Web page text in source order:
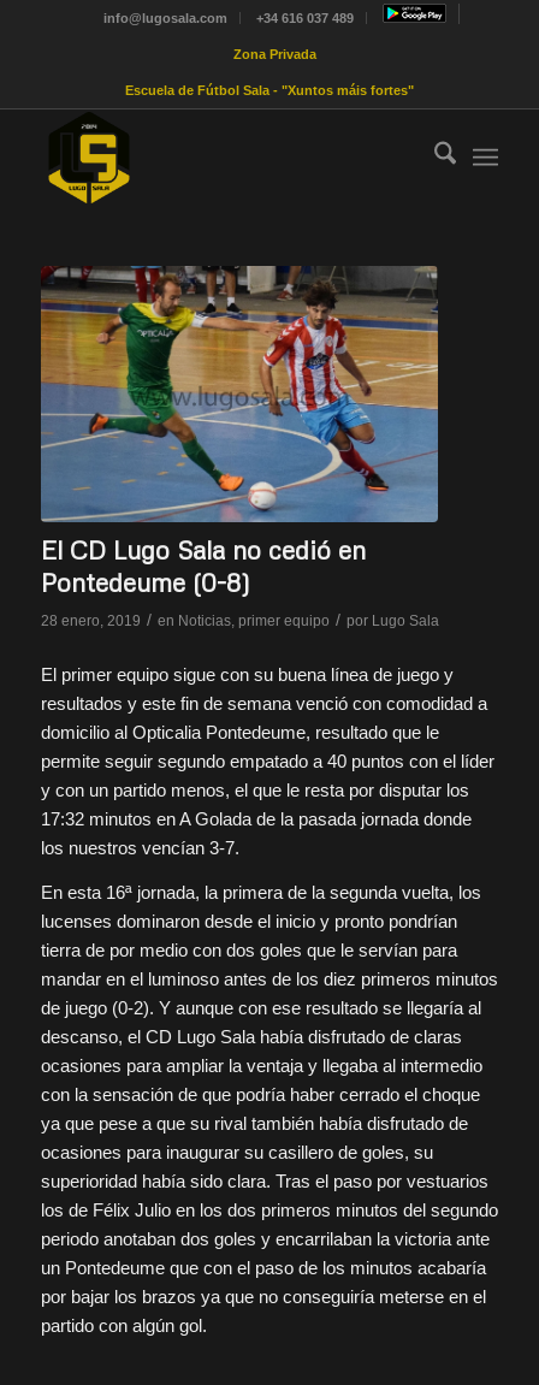
info@lugosala.com +34 616 037 489
Zona Privada
Escuela de Fútbol Sala - "Xuntos máis fortes"
El CD Lugo Sala no cedió en
Pontedeume (0-8)
28 enero, 2019 / en Noticias, primer equipo / por Lugo Sala
El primer equipo sigue con su buena línea de juego y
resultados y este fin de semana venció con comodidad a
domicilio al Opticalia Pontedeume, resultado que le
permite seguir segundo empatado a 40 puntos con el líder
y con un partido menos, el que le resta por disputar los
17:32 minutos en A Golada de la pasada jornada donde
los nuestros vencían 3-7.
En esta 16ª jornada, la primera de la segunda vuelta, los
lucenses dominaron desde el inicio y pronto pondrían
tierra de por medio con dos goles que le servían para
mandar en el luminoso antes de los diez primeros minutos
de juego (0-2). Y aunque con ese resultado se llegaría al
descanso, el CD Lugo Sala había disfrutado de claras
ocasiones para ampliar la ventaja y llegaba al intermedio
con la sensación de que podría haber cerrado el choque
ya que pese a que su rival también había disfrutado de
ocasiones para inaugurar su casillero de goles, su
superioridad había sido clara. Tras el paso por vestuarios
los de Félix Julio en los dos primeros minutos del segundo
periodo anotaban dos goles y encarrilaban la victoria ante
un Pontedeume que con el paso de los minutos acabaría
por bajar los brazos ya que no conseguiría meterse en el
partido con algún gol.